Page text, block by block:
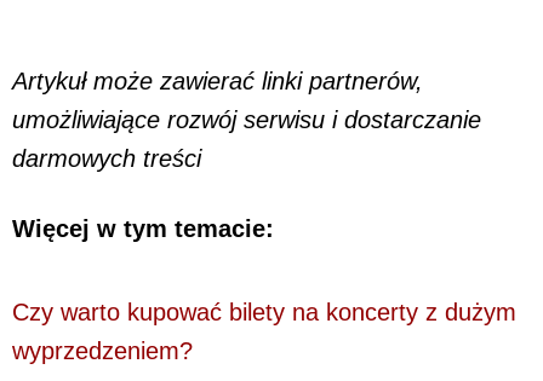
Artykuł może zawierać linki partnerów,
umożliwiające rozwój serwisu i dostarczanie
darmowych treści
Więcej w tym temacie:
Czy warto kupować bilety na koncerty z dużym
wyprzedzeniem?